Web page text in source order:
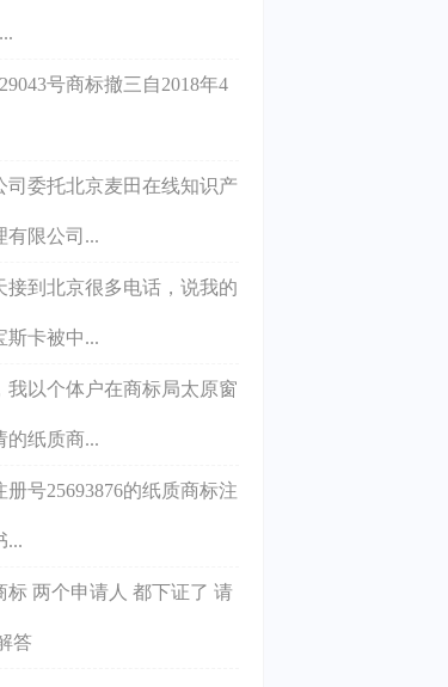
号商标撤三自2018年4
司委托北京麦田在线知识产
有限公司...
接到北京很多电话，说我的
斯卡被中...
我以个体户在商标局太原窗
的纸质商...
册号25693876的纸质商标注
...
标 两个申请人 都下证了 请
答